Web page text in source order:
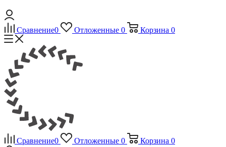
Сравнение0 Отложенные 0 Корзина 0
Сравнение0 Отложенные 0 Корзина 0